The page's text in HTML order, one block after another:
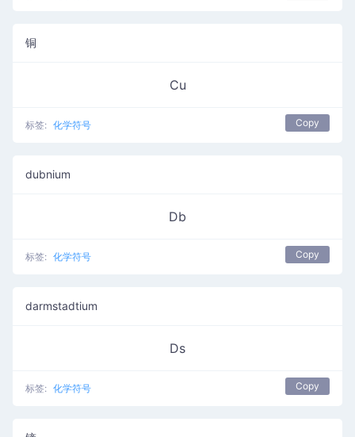
铜
Cu
标签: 化学符号 Copy
dubnium
Db
标签: 化学符号 Copy
darmstadtium
Ds
标签: 化学符号 Copy